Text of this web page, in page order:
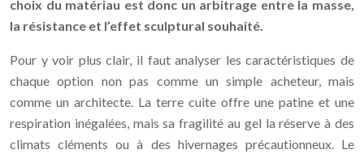
choix du matériau est donc un arbitrage entre la masse,
la résistance et l’effet sculptural souhaité.
Pour y voir plus clair, il faut analyser les caractéristiques de
chaque option non pas comme un simple acheteur, mais
comme un architecte. La terre cuite offre une patine et une
respiration inégalées, mais sa fragilité au gel la réserve à des
climats cléments ou à des hivernages précautionneux. Le